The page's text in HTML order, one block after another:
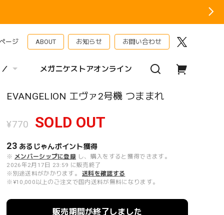
ージ ABOUT お知らせ お問い合わせ
メガニケストアオンライン
EVANGELION エヴァ2号機 つままれ
¥770 SOLD OUT
23 あるじゃんポイント獲得
※ メンバーシップに登録 し、購入をすると獲得できます。
2026年2月17日 23:59 に販売終了
※別途送料がかかります。
送料を確認する
※¥10,000以上のご注文で国内送料が無料になります。
販売期間が終了しました